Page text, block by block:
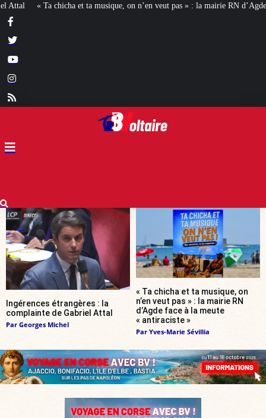
on n’en veut pas » : la mairie RN d’Agde face à la meute « antiraciste »
Ingérences étrangères : la
complainte de Gabriel Attal
Par Georges Michel
« Ta chicha et ta musique, on
n’en veut pas » : la mairie RN
d’Agde face à la meute
« antiraciste »
Par Yves-Marie Sévillia